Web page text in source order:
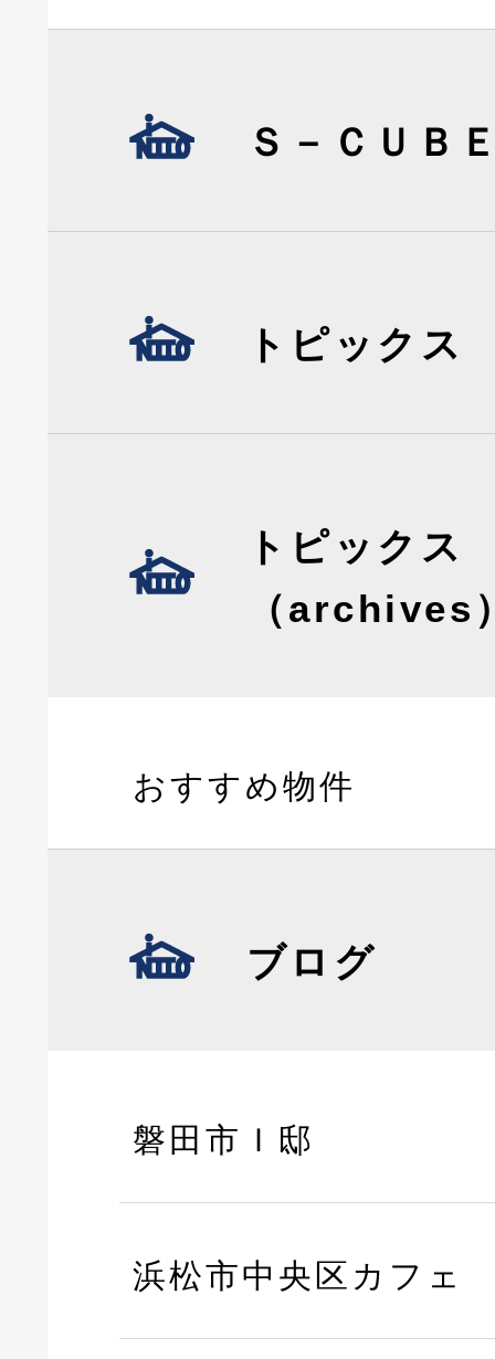
Ｓ－ＣＵＢ
トピックス
トピックス
（archives
おすすめ物件
ブログ
磐田市Ｉ邸
浜松市中央区カフェ